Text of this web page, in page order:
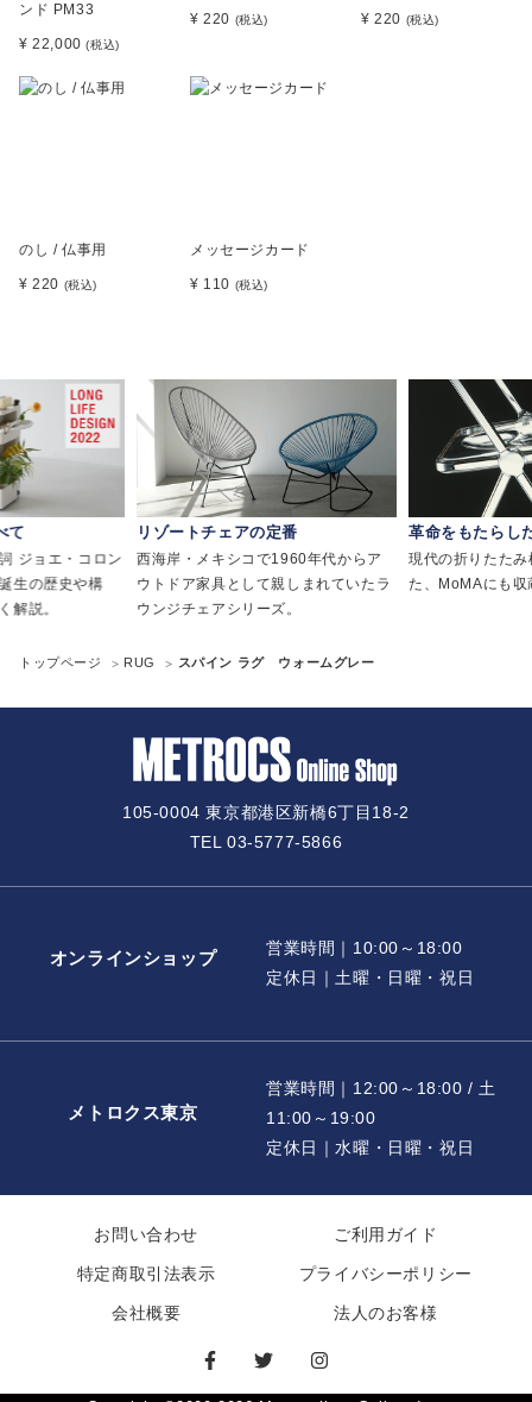
ンド PM33
¥ 22,000(税込)
¥ 220 (税込) ¥ 220 (税込)
のし / 仏事用
¥ 220 (税込)
メッセージカード
¥ 110 (税込)
て
ジョエ・コロン
生の歴史や構
解説。
リゾートチェアの定番
西海岸・メキシコで1960年代からア
ウトドア家具として親しまれていたラ
ウンジチェアシリーズ。
革命をもたらし
現代の折りたた
た、MoMAにも収
トップページ RUG スパイン ラグ ウォームグレー
105-0004 東京都港区新橋6丁目18-2
TEL 03-5777-5866
オンラインショップ
営業時間｜10:00～18:00
定休日｜土曜・日曜・祝日
メトロクス東京
営業時間｜12:00～18:00 / 土
11:00～19:00
定休日｜水曜・日曜・祝日
お問い合わせ ご利用ガイド
特定商取引法表示 プライバシーポリシー
会社概要 法人のお客様